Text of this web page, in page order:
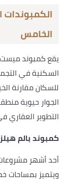
الخامس
يقع كمبوند
السكنية في
للسكان مقارنة
الجوار حيوية
التطوير العقاري
كمبوند بالم
أحد أشهر
ويتميز بمساحات